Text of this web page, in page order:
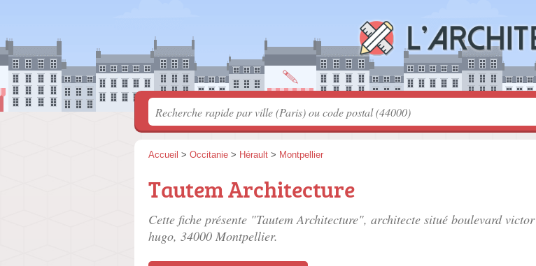
Accueil > Occitanie > Hérault > Montpellier
Tautem Architecture
Cette fiche présente "Tautem Architecture", architecte situé boulevard victor
hugo, 34000 Montpellier.